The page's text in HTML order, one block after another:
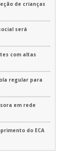
de crianças
será
com altas
regular para
em rede
do ECA